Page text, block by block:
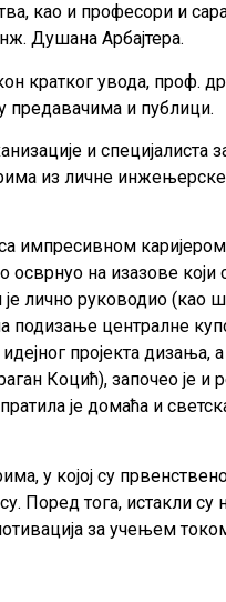
као и професори и
Душана Арбајтера.
кратког увода, проф.
предавачима и публици.
и специјалиста
из личне инжењерске
каријером
на изазове који
је лично руководио
централне
пројекта дизања, а
Коцић), започео је и
је домаћа и светска
у којој су
Поред тога, истакли су
за учењем